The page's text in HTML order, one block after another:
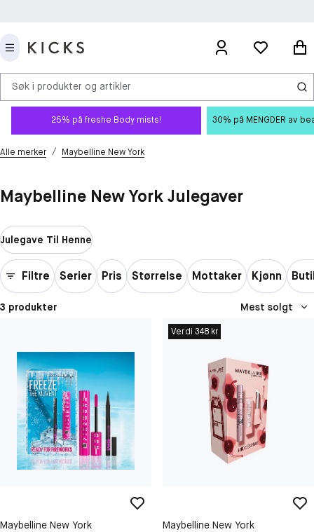
Søk i produkter og artikler
25% på freshe Body mists! 30% på MENGDER av
Alle merker / Maybelline New York
Maybelline New York Julegaver
Julegave Til Henne
Filtre Serier Pris Størrelse Mottaker Kjønn
3 produkter Mest solgt
Maybelline New York
Verdi 348 kr
Maybelline New York